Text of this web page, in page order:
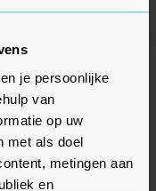
je persoonlijke
van
op uw
met als doel
metingen aan
en